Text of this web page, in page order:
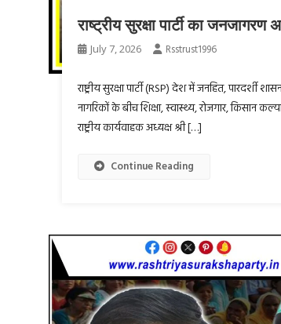
राष्ट्रीय सुरक्षा पार्टी का
July 7, 2026 Rsstrust1996
राष्ट्रीय सुरक्षा पार्टी (RSP) देश में जनहित,
नागरिकों के बीच शिक्षा, स्वास्थ्य, रोजगार, किसान
राष्ट्रीय कार्यवाहक अध्यक्ष श्री […]
Continue Reading